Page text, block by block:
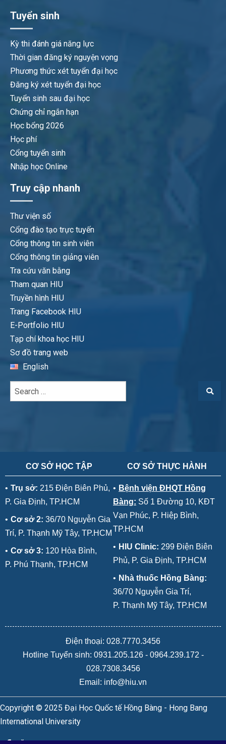
Tuyển sinh
Kỳ thi đánh giá năng lực
Thời gian đăng ký nguyện vọng
Phương thức xét tuyển đại học
Đăng ký xét tuyển đại học
Tuyển sinh sau đại học
Chứng chỉ ngắn hạn
Học bổng 2026
Học phí
Cổng tuyển sinh
Nhập học Online
Truy cập nhanh
Thư viện số
Cổng đào tạo trực tuyến
Cổng thông tin sinh viên
Cổng thông tin giảng viên
Tra cứu văn bằng
Tham quan HIU
Truyền hình HIU
Trang Facebook HIU
E-Portfolio HIU
Tạp chí khoa học HIU
Sơ đồ trang web
English
CƠ SỞ HỌC TẬP
• Trụ sở: 215 Điện Biên Phủ,
P. Gia Định, TP.HCM
• Cơ sở 2: 36/70 Nguyễn Gia
Trí, P. Thạnh Mỹ Tây, TP.HCM
• Cơ sở 3: 120 Hòa Bình,
P. Phú Thạnh, TP.HCM
CƠ SỞ THỰC HÀNH
• Bệnh viện ĐHQT Hồng
Bàng: Số 1 Đường 10, KĐT
Vạn Phúc, P. Hiệp Bình,
TP.HCM
• HIU Clinic: 299 Điện Biên
Phủ, P. Gia Định, TP.HCM
• Nhà thuốc Hồng Bàng:
36/70 Nguyễn Gia Trí,
P. Thạnh Mỹ Tây, TP.HCM
Điện thoại: 028.7770.3456
Hotline Tuyển sinh: 0931.205.126- 0964.239.172 -
028.7308.3456
Email: info@hiu.vn
Copyright © 2025 Đại Học Quốc tế Hồng Bàng - Hong Bang
International University